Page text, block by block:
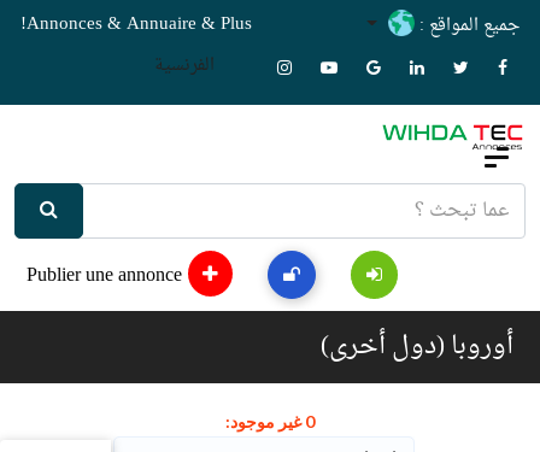
Annonces & Annuaire & Plus!
جميع المواقع :
الفرنسية
Publier une annonce
أوروبا (دول أخرى)
0 غير موجود: